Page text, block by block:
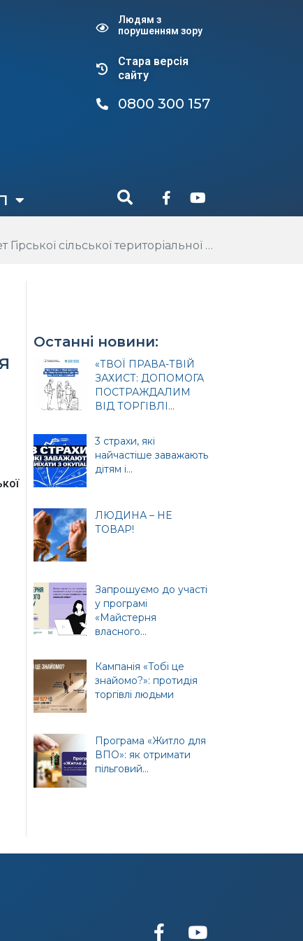
Людям з
порушенням зору
Стара версiя
сайту
0800 300 157
громади ради на 2026 рік”
Останні новини:
«ТВОЇ ПРАВА-ТВІЙ
ЗАХИСТ: ДОПОМОГА
ПОСТРАЖДАЛИМ
ВІД ТОРГІВЛІ...
3 страхи, які
найчастіше заважають
дітям і...
ЛЮДИНА – НЕ
ТОВАР!
Запрошуємо до участі
у програмі
«Майстерня
власного...
Кампанія «Тобі це
знайомо?»: протидія
торгівлі людьми
Програма «Житло для
ВПО»: як отримати
пільговий...